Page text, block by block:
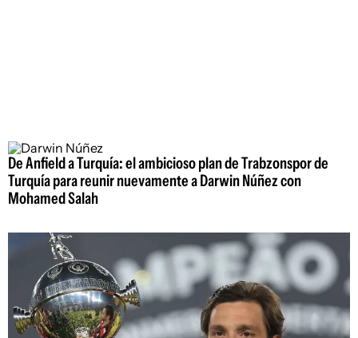
De Anfield a Turquía: el ambicioso plan de Trabzonspor de
Turquía para reunir nuevamente a Darwin Núñez con
Mohamed Salah